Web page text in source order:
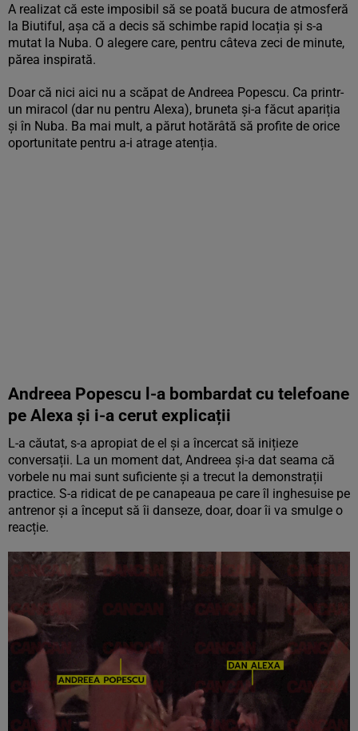
A realizat că este imposibil să se poată bucura de atmosferă
la Biutiful, așa că a decis să schimbe rapid locația și s-a
mutat la Nuba. O alegere care, pentru câteva zeci de minute,
părea inspirată.
Doar că nici aici nu a scăpat de Andreea Popescu. Ca printr-
un miracol (dar nu pentru Alexa), bruneta și-a făcut apariția
și în Nuba. Ba mai mult, a părut hotărâtă să profite de orice
oportunitate pentru a-i atrage atenția.
Andreea Popescu l-a bombardat cu telefoane
pe Alexa și i-a cerut explicații
L-a căutat, s-a apropiat de el și a încercat să inițieze
conversații. La un moment dat, Andreea și-a dat seama că
vorbele nu mai sunt suficiente și a trecut la demonstrații
practice. S-a ridicat de pe canapeaua pe care îl inghesuise pe
antrenor și a început să îi danseze, doar, doar îi va smulge o
reacție.